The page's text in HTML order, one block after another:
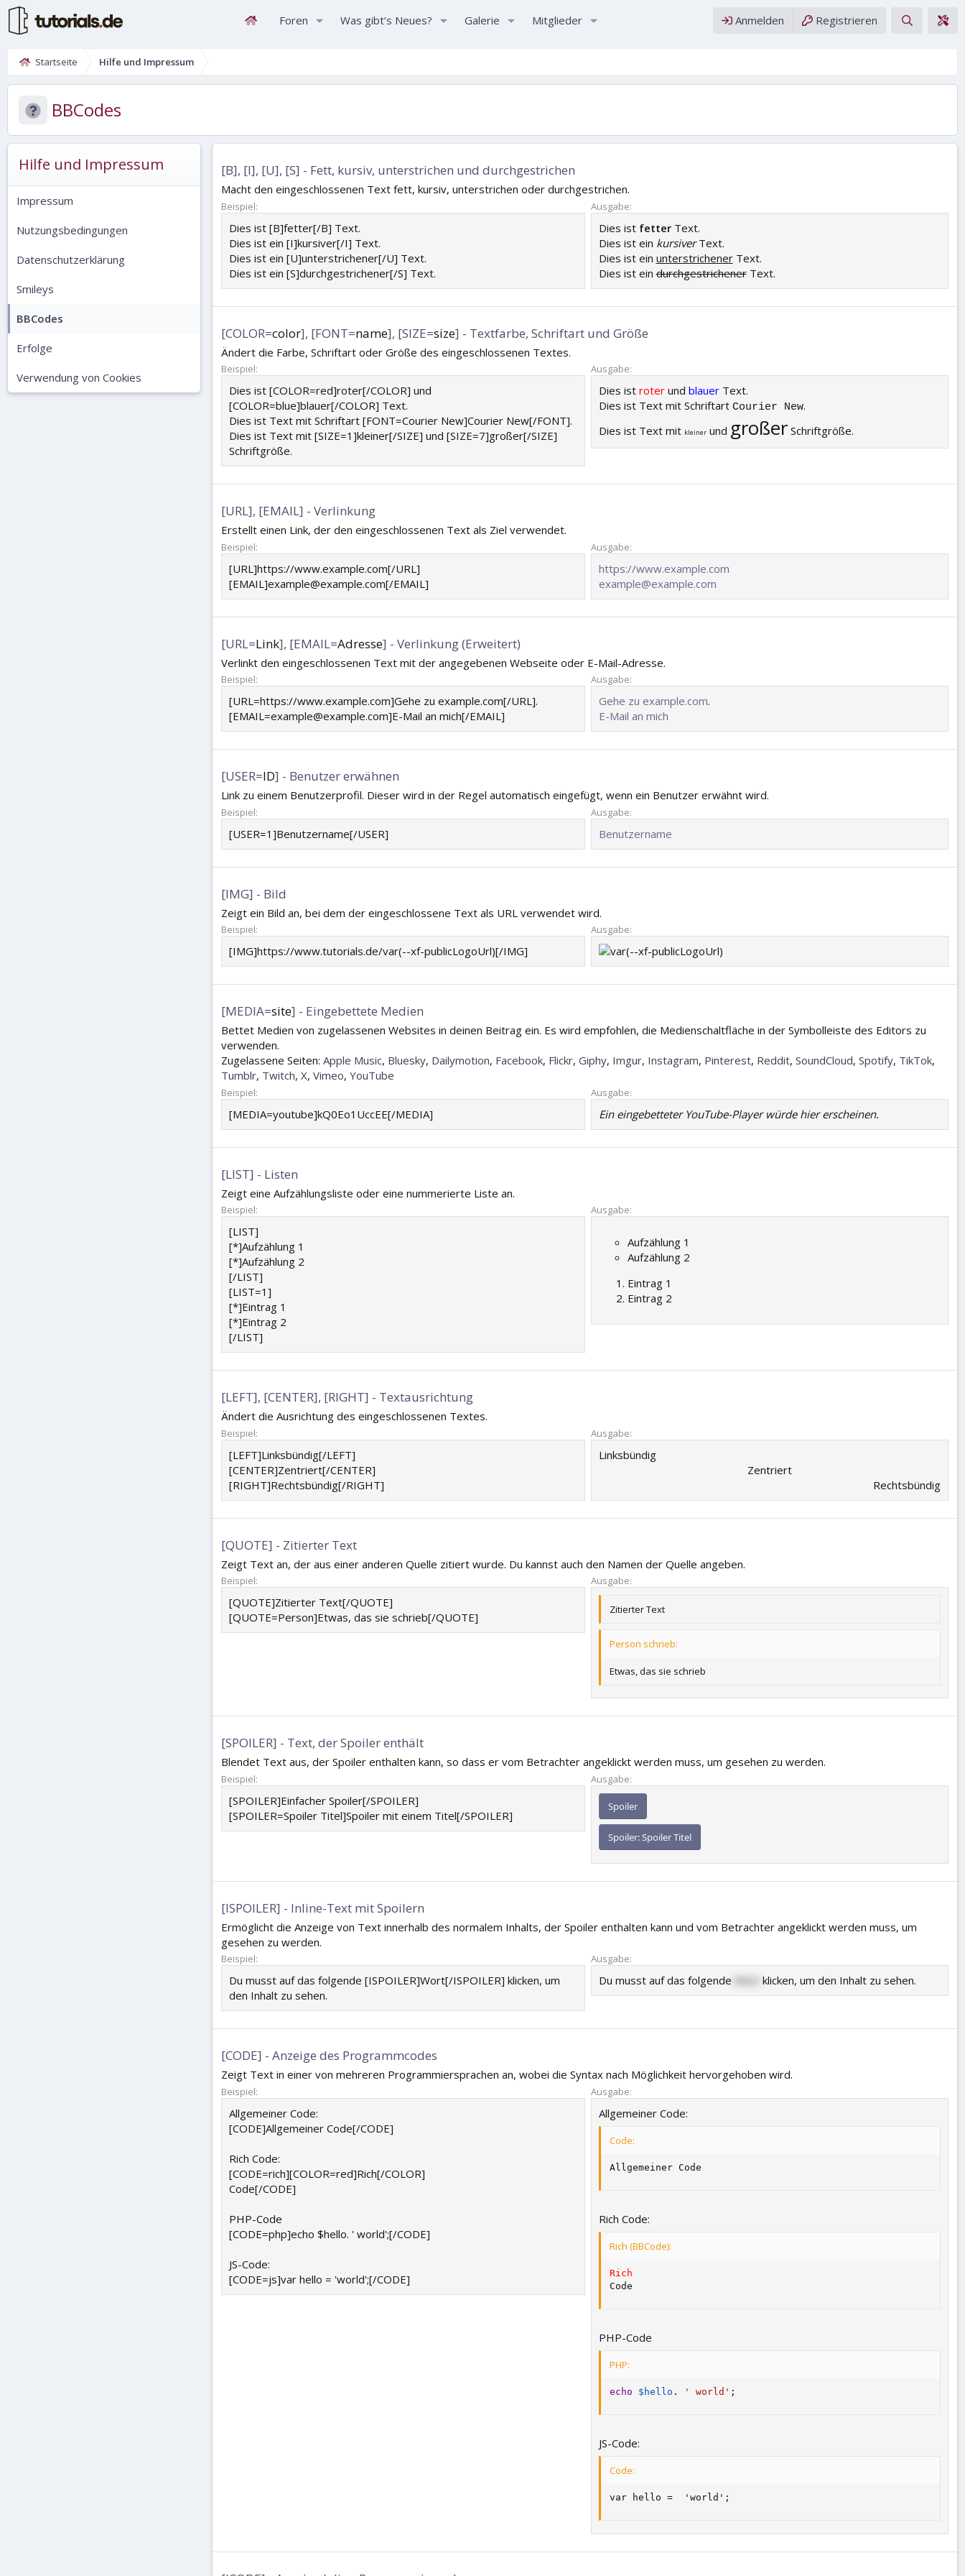
Foren Was gibt’s Neues? Galerie Mitglieder Anmelden Registrieren
Startseite Hilfe und Impressum
BBCodes
Hilfe und Impressum
Impressum
Nutzungsbedingungen
Datenschutzerklärung
Smileys
BBCodes
Erfolge
Verwendung von Cookies
[B], [I], [U], [S] - Fett, kursiv, unterstrichen und durchgestrichen
Macht den eingeschlossenen Text fett, kursiv, unterstrichen oder durchgestrichen.
Beispiel:
Dies ist [B]fetter[/B] Text.
Dies ist ein [I]kursiver[/I] Text.
Dies ist ein [U]unterstrichener[/U] Text.
Dies ist ein [S]durchgestrichener[/S] Text.
Ausgabe:
Dies ist fetterText.
Dies ist ein kursiverText.
Dies ist ein unterstrichenerText.
Dies ist eindurchgestrichenerText.
[COLOR=color], [FONT=name], [SIZE=size] - Textfarbe, Schriftart und Größe
Ändert die Farbe, Schriftart oder Größe des eingeschlossenen Textes.
Beispiel:
Dies ist [COLOR=red]roter[/COLOR] und
[COLOR=blue]blauer[/COLOR] Text.
Dies ist Text mit Schriftart [FONT=Courier New]Courier New[/FONT].
Dies ist Text mit [SIZE=1]kleiner[/SIZE] und [SIZE=7]großer[/SIZE]
Schriftgröße.
Ausgabe:
Dies ist roterund blauerText.
Dies ist Text mit Schriftart Courier New.
Dies ist Text mit kleinerund großerSchriftgröße.
[URL], [EMAIL] - Verlinkung
Erstellt einen Link, der den eingeschlossenen Text als Ziel verwendet.
Beispiel:
[URL]https://www.example.com[/URL]
[EMAIL]example@example.com[/EMAIL]
Ausgabe:
https://www.example.com
example@example.com
[URL=Link], [EMAIL=Adresse] - Verlinkung (Erweitert)
Verlinkt den eingeschlossenen Text mit der angegebenen Webseite oder E-Mail-Adresse.
Beispiel:
[URL=https://www.example.com]Gehe zu example.com[/URL].
[EMAIL=example@example.com]E-Mail an mich[/EMAIL]
Ausgabe:
Gehe zu example.com.
E-Mail an mich
[USER=ID] - Benutzer erwähnen
Link zu einem Benutzerprofil. Dieser wird in der Regel automatisch eingefügt, wenn ein Benutzer erwähnt wird.
Beispiel:
[USER=1]Benutzername[/USER]
Ausgabe:
Benutzername
[IMG] - Bild
Zeigt ein Bild an, bei dem der eingeschlossene Text als URL verwendet wird.
Beispiel:
[IMG]https://www.tutorials.de/var(--xf-publicLogoUrl)[/IMG]
Ausgabe:
[MEDIA=site] - Eingebettete Medien
Bettet Medien von zugelassenen Websites in deinen Beitrag ein. Es wird empfohlen, die Medienschaltfläche in der Symbolleiste des Editors zu
verwenden.
Zugelassene Seiten: Apple Music, Bluesky, Dailymotion, Facebook, Flickr, Giphy, Imgur, Instagram, Pinterest, Reddit, SoundCloud, Spotify, TikTok,
Tumblr, Twitch, X, Vimeo, YouTube
Beispiel:
[MEDIA=youtube]kQ0Eo1UccEE[/MEDIA]
Ausgabe:
Ein eingebetteter YouTube-Player würde hier erscheinen.
[LIST] - Listen
Zeigt eine Aufzählungsliste oder eine nummerierte Liste an.
Beispiel:
[LIST]
[*]Aufzählung 1
[*]Aufzählung 2
[/LIST]
[LIST=1]
[*]Eintrag 1
[*]Eintrag 2
[/LIST]
Ausgabe:
Aufzählung 1
Aufzählung 2
Eintrag 1
Eintrag 2
[LEFT], [CENTER], [RIGHT] - Textausrichtung
Ändert die Ausrichtung des eingeschlossenen Textes.
Beispiel:
[LEFT]Linksbündig[/LEFT]
[CENTER]Zentriert[/CENTER]
[RIGHT]Rechtsbündig[/RIGHT]
Ausgabe:
Linksbündig​
Zentriert​
Rechtsbündig​
[QUOTE] - Zitierter Text
Zeigt Text an, der aus einer anderen Quelle zitiert wurde. Du kannst auch den Namen der Quelle angeben.
Beispiel:
[QUOTE]Zitierter Text[/QUOTE]
[QUOTE=Person]Etwas, das sie schrieb[/QUOTE]
Ausgabe:
Zitierter Text
Person schrieb:
Etwas, das sie schrieb
[SPOILER] - Text, der Spoiler enthält
Blendet Text aus, der Spoiler enthalten kann, so dass er vom Betrachter angeklickt werden muss, um gesehen zu werden.
Beispiel:
[SPOILER]Einfacher Spoiler[/SPOILER]
[SPOILER=Spoiler Titel]Spoiler mit einem Titel[/SPOILER]
Ausgabe:
Spoiler
Spoiler:Spoiler Titel
[ISPOILER] - Inline-Text mit Spoilern
Ermöglicht die Anzeige von Text innerhalb des normalem Inhalts, der Spoiler enthalten kann und vom Betrachter angeklickt werden muss, um
gesehen zu werden.
Beispiel:
Du musst auf das folgende [ISPOILER]Wort[/ISPOILER] klicken, um
den Inhalt zu sehen.
Ausgabe:
Du musst auf das folgende klicken, um den Inhalt zu sehen.
[CODE] - Anzeige des Programmcodes
Zeigt Text in einer von mehreren Programmiersprachen an, wobei die Syntax nach Möglichkeit hervorgehoben wird.
Beispiel:
Allgemeiner Code:
[CODE]Allgemeiner Code[/CODE]
Rich Code:
[CODE=rich][COLOR=red]Rich[/COLOR]
Code[/CODE]
PHP-Code
[CODE=php]echo $hello. ' world';[/CODE]
JS-Code:
[CODE=js]var hello = 'world';[/CODE]
Ausgabe:
Allgemeiner Code:
Code:
Allgemeiner Code
Rich Code:
Rich (BBCode):
Rich
Code
PHP-Code
PHP:
echo $hello . ' world' ;
JS-Code:
Code:
var hello =  'world';